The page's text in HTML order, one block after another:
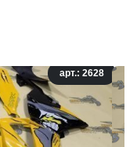
арт.: 2628